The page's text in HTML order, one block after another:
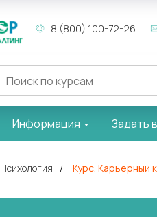
8 (800) 100-72-26
Информация Задать
Психология / Курс. Карьерный